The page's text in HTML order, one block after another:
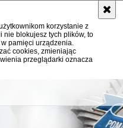
korzystanie z
nie blokujesz tych plików, to
pamięci urządzenia.
cookies, zmieniając
przeglądarki oznacza